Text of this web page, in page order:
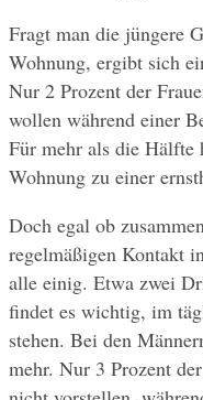
Fragt man die jüngere
Wohnung, ergibt sich
Nur 2 Prozent der
wollen während einer
Für mehr als die Hälfte
Wohnung zu einer
Doch egal ob
regelmäßigen Kontakt
alle einig. Etwa zwei
findet es wichtig, im
stehen. Bei den
mehr. Nur 3 Prozent